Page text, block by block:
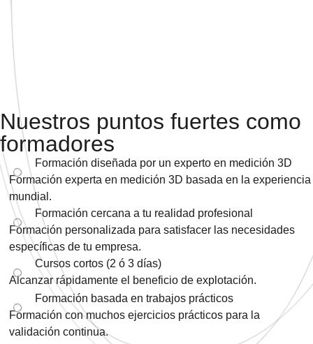
Nuestros puntos fuertes como
formadores
Formación diseñada por un experto en medición 3D
Formación experta en medición 3D basada en la experiencia
mundial.
Formación cercana a tu realidad profesional
Formación personalizada para satisfacer las necesidades
específicas de tu empresa.
Cursos cortos (2 ó 3 días)
Alcanzar rápidamente el beneficio de explotación.
Formación basada en trabajos prácticos
Formación con muchos ejercicios prácticos para la
validación continua.